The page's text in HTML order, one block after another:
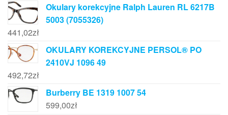
Okulary korekcyjne Ralph Lauren RL 6217B
5003 (7055326)
441,02zł
OKULARY KOREKCYJNE PERSOL® PO
2410VJ 1096 49
492,72zł
Burberry BE 1319 1007 54
599,00zł